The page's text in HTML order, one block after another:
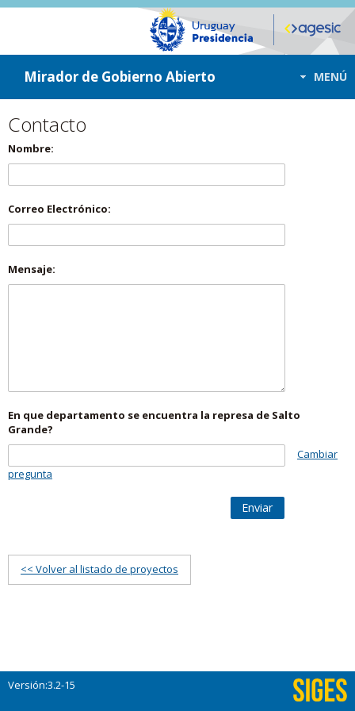
ir a contenido
ir al menú
Mirador de Gobierno Abierto MENÚ
Contacto
Nombre:
Correo Electrónico:
Mensaje:
En que departamento se encuentra la represa de Salto
Grande?
Cambiar
pregunta
Enviar
<< Volver al listado de proyectos
Versión:3.2-15